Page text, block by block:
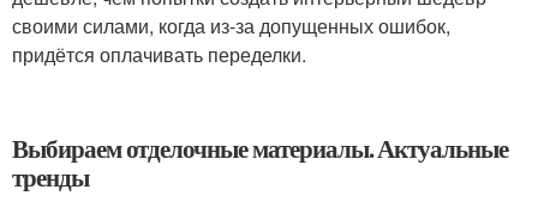
своими силами, когда из-за допущенных ошибок,
придётся оплачивать переделки.
Выбираем отделочные материалы. Актуальные
тренды